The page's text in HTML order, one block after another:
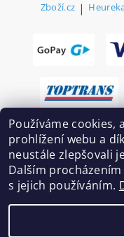
Zboží.cz |
Používáme cookies,
prohlížení webu a
neustále zlepšovali
Dalším
s jejich používáním.